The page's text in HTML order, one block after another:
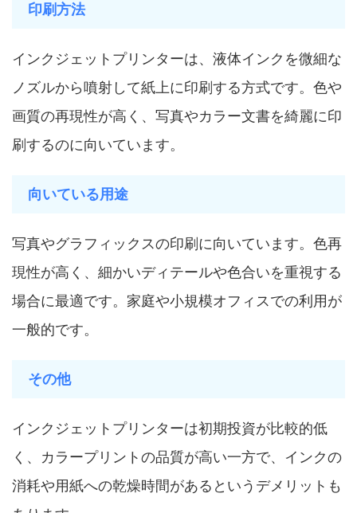
印刷方法
インクジェットプリンターは、液体インクを微細な
ノズルから噴射して紙上に印刷する方式です。色や
画質の再現性が高く、写真やカラー文書を綺麗に印
刷するのに向いています。
向いている用途
写真やグラフィックスの印刷に向いています。色再
現性が高く、細かいディテールや色合いを重視する
場合に最適です。家庭や小規模オフィスでの利用が
一般的です。
その他
インクジェットプリンターは初期投資が比較的低
く、カラープリントの品質が高い一方で、インクの
消耗や用紙への乾燥時間があるというデメリットも